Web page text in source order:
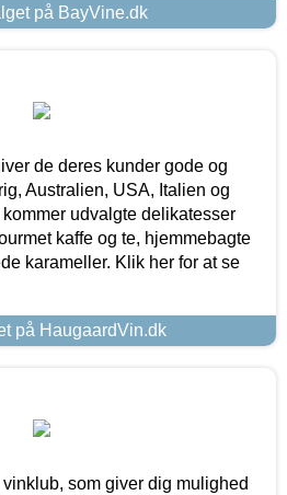
på BayVine.dk
de deres kunder gode og
Australien, USA, Italien og
udvalgte delikatesser
kaffe og te, hjemmebagte
karameller. Klik her for at se
på HaugaardVin.dk
som giver dig mulighed